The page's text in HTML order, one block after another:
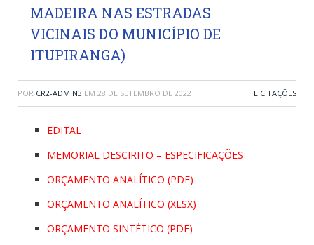
MADEIRA NAS ESTRADAS
VICINAIS DO MUNICÍPIO DE
ITUPIRANGA)
POR CR2-ADMIN3 EM 28 DE SETEMBRO DE 2022 LICITAÇÕES
EDITAL
MEMORIAL DESCIRITO – ESPECIFICAÇÕES
ORÇAMENTO ANALÍTICO (PDF)
ORÇAMENTO ANALÍTICO (XLSX)
ORÇAMENTO SINTÉTICO (PDF)